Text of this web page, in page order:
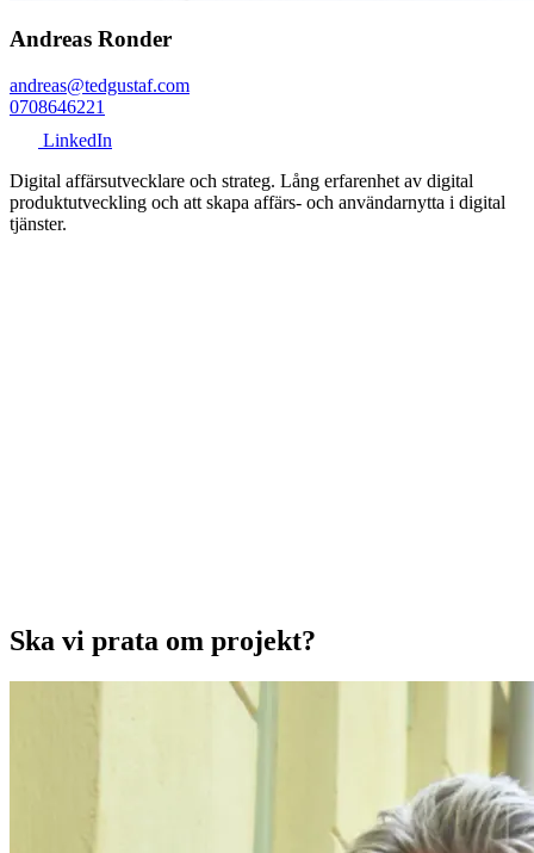
Andreas Ronder
andreas@tedgustaf.com
0708646221
LinkedIn
Digital affärsutvecklare och strateg. Lång erfarenhet av digital
produktutveckling och att skapa affärs- och användarnytta i digital
tjänster.
Ska vi prata om projekt?